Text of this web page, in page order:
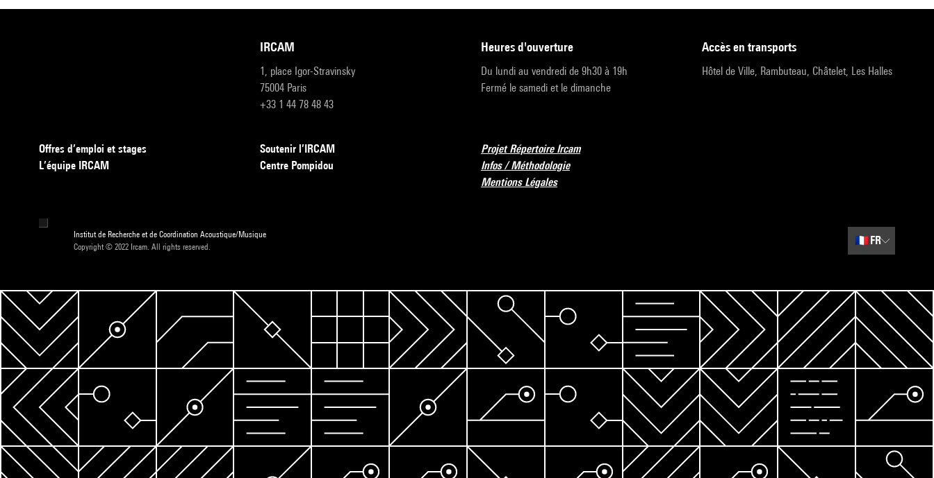
IRCAM
1, place Igor-Stravinsky
75004 Paris
+33 1 44 78 48 43
heures d'ouverture
Du lundi au vendredi de 9h30 à 19h
Fermé le samedi et le dimanche
accès en transports
Hôtel de Ville, Rambuteau, Châtelet, Les Halles
Offres d’emploi et stages
L’équipe IRCAM
Soutenir l’IRCAM
Centre Pompidou
Projet Répertoire Ircam
Infos / Méthodologie
Mentions Légales
Institut de Recherche et de Coordination Acoustique/Musique
Copyright © 2022 Ircam. All rights reserved.
🇫🇷 FR